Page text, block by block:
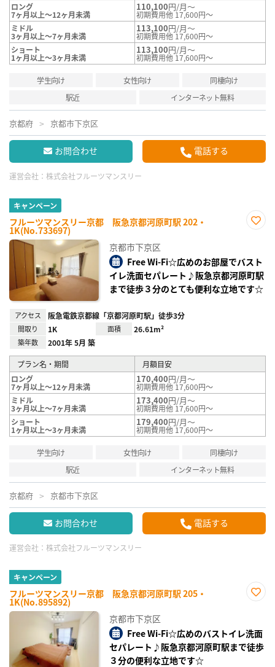
ロング
7ヶ月以上～12ヶ月未満
110,100円/月～
初期費用他 17,600円～
ミドル
3ヶ月以上～7ヶ月未満
113,100円/月～
初期費用他 17,600円～
ショート
1ヶ月以上～3ヶ月未満
113,100円/月～
初期費用他 17,600円～
学生向け 女性向け
同棲向け
駅近
インターネット無料
京都府 京都市下京区
お問合わせ 電話する
運営会社： 株式会社フルーツマンスリー
キャンペーン
フルーツマンスリー京都 阪急京都河原町駅 202・
1K(No.733697)
録
京都市下京区
Free Wi-Fi☆広めのお部屋でバスト
イレ洗面セパレート♪阪急京都河原町駅
まで徒歩３分のとても便利な立地です☆
アクセス 阪急電鉄京都線「京都河原町駅」徒歩3分
間取り 1K 面積 26.61m²
築年数 2001年 5月 築
プラン名・期間
月額目安
ロング
7ヶ月以上～12ヶ月未満
170,400円/月～
初期費用他 17,600円～
ミドル
3ヶ月以上～7ヶ月未満
173,400円/月～
初期費用他 17,600円～
ショート
1ヶ月以上～3ヶ月未満
179,400円/月～
初期費用他 17,600円～
学生向け 女性向け
同棲向け
駅近
インターネット無料
京都府 京都市下京区
お問合わせ 電話する
運営会社： 株式会社フルーツマンスリー
キャンペーン
フルーツマンスリー京都 阪急京都河原町駅 205・
1K(No.895892)
録
京都市下京区
Free Wi-Fi☆広めのバストイレ洗面
セパレート♪阪急京都河原町駅まで徒歩
３分の便利な立地です☆